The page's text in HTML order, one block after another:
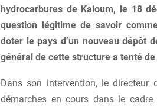
hydrocarbures de Kaloum, le 18
question légitime de savoir
doter le pays d’un nouveau dépôt
général de cette structure a tenté
Dans son intervention, le
démarches en cours dans le